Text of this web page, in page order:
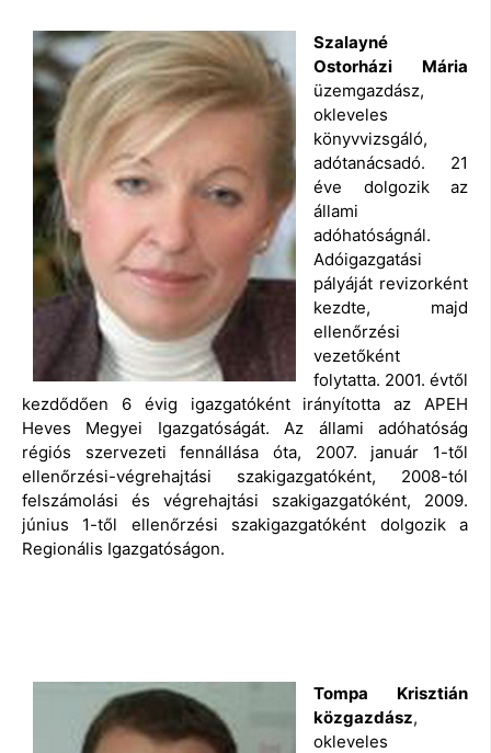
Szalayné
Ostorházi Mária
üzemgazdász,
okleveles
könyvvizsgáló,
adótanácsadó. 21
éve dolgozik az
állami
adóhatóságnál.
Adóigazgatási
pályáját revizorként
kezdte, majd
ellenőrzési
vezetőként
folytatta. 2001. évtől
kezdődően 6 évig igazgatóként irányította az APEH
Heves Megyei Igazgatóságát. Az állami adóhatóság
régiós szervezeti fennállása óta, 2007. január 1-től
ellenőrzési-végrehajtási szakigazgatóként, 2008-tól
felszámolási és végrehajtási szakigazgatóként, 2009.
június 1-től ellenőrzési szakigazgatóként dolgozik a
Regionális Igazgatóságon.
Tompa Krisztián
közgazdász,
okleveles